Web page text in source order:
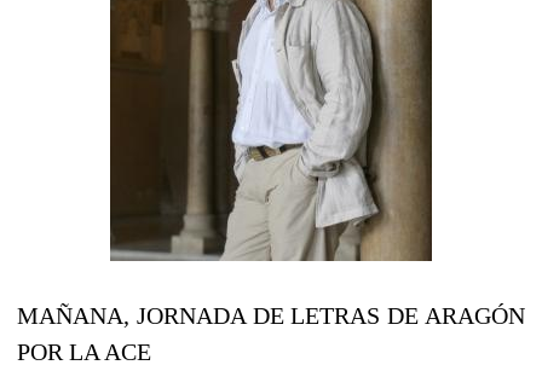
MAÑANA, JORNADA DE LETRAS DE ARAGÓN
POR LA ACE